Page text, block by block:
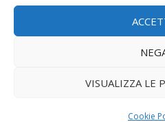
VISUALIZZA LE
Cookie
|
Giochi DBC